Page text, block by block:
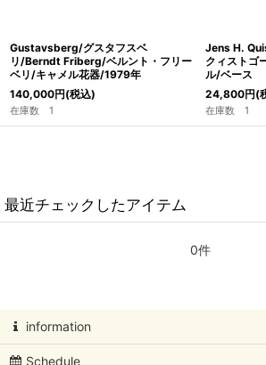
Gustavsberg/グスタフスベ
リ/Berndt Friberg/ベルント・フリー
ベリ/キャメル花器/1979年
140,000円(税込)
在庫数 1
Jens H.
クィストゴ
ル/ベース
24,800円(
在庫数 1
最近チェックしたアイテム
0件
information
Schedule